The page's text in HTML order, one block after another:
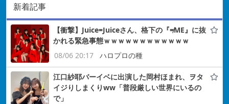
新着記事
【衝撃】Juice=Juiceさん、格下の『≠ME』に抜
かれる緊急事態ｗｗｗｗｗｗｗｗｗｗｗｗ
08/06 20:17
ハロプロの種
江口紗耶バーイベに出演した岡村ほまれ、ヲタ
イジりしまくりww「普段厳しい世界にいるの
で」